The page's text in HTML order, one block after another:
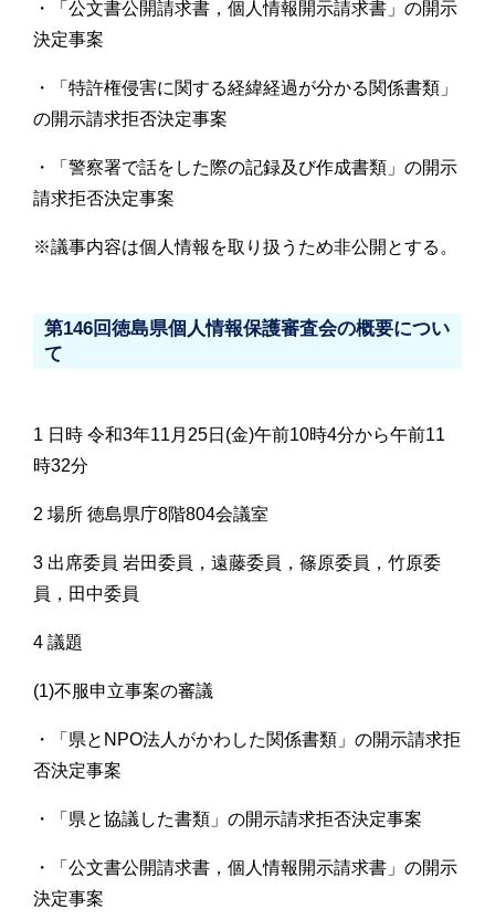
・「公文書公開請求書，個人情報開示請求書」の開示
決定事案
・「特許権侵害に関する経緯経過が分かる関係書類」
の開示請求拒否決定事案
・「警察署で話をした際の記録及び作成書類」の開示
請求拒否決定事案
※議事内容は個人情報を取り扱うため非公開とする。
第146回徳島県個人情報保護審査会の概要につい
て
1 日時 令和3年11月25日(金)午前10時4分から午前11
時32分
2 場所 徳島県庁8階804会議室
3 出席委員 岩田委員，遠藤委員，篠原委員，竹原委
員，田中委員
4 議題
(1)不服申立事案の審議
・「県とNPO法人がかわした関係書類」の開示請求拒
否決定事案
・「県と協議した書類」の開示請求拒否決定事案
・「公文書公開請求書，個人情報開示請求書」の開示
決定事案